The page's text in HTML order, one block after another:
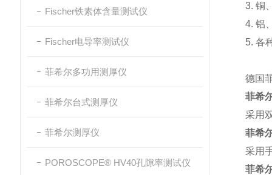
Fischer铁素体含量测试仪
Fischer电导率测试仪
菲希尔多功用测厚仪
菲希尔台式测厚仪
菲希尔测厚仪
POROSCOPE® HV40孔隙率测试仪
3. 铜
4. 铝
5. 各
德国
菲希
采用
菲希
采用
菲希